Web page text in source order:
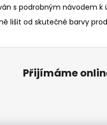
s podrobným návodem k
lišit od skutečné barvy
Přijímáme